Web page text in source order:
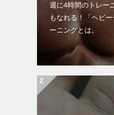
週に4時間のトレー
もなれる！「ヘビ
ーニングとは。